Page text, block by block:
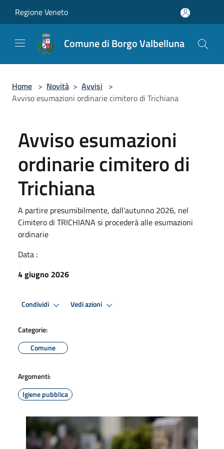
Regione Veneto
Comune di Borgo Valbelluna
Home > Novità > Avvisi >
Avviso esumazioni ordinarie cimitero di Trichiana
Avviso esumazioni
ordinarie cimitero di
Trichiana
A partire presumibilmente, dall’autunno 2026, nel
Cimitero di TRICHIANA si procederà alle esumazioni
ordinarie
Data :
4 giugno 2026
Condividi Vedi azioni
Categorie:
Comune
Argomenti:
Igiene pubblica